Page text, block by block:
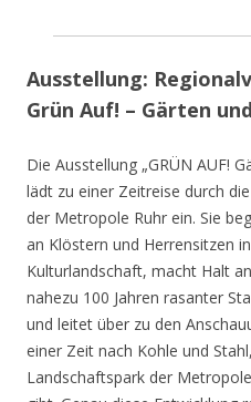
Ausstellung:
Grün Auf! – Gärten
Die Ausstellung „GRÜN AUF!
lädt zu einer Zeitreise durch
der Metropole Ruhr ein. Sie
an Klöstern und Herrensitzen
Kulturlandschaft, macht Halt
nahezu 100 Jahren rasanter
und leitet über zu den
einer Zeit nach Kohle und
Landschaftspark der